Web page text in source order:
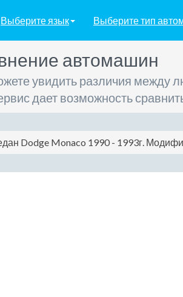
Выберите язык Выберите тип
автомашин
увидить различия между
дает возможность
Dodge Monaco 1990 - 1993г.